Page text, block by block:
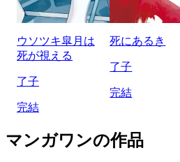
ウソツキ皐月は
死が視える
了子
完結
死にあるき
了子
完結
マンガワンの作品